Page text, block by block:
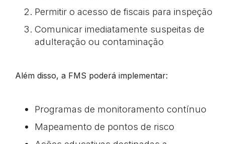
Permitir o acesso de fiscais para inspeção
Comunicar imediatamente suspeitas de
adulteração ou contaminação
Além disso, a FMS poderá implementar:
Programas de monitoramento contínuo
Mapeamento de pontos de risco